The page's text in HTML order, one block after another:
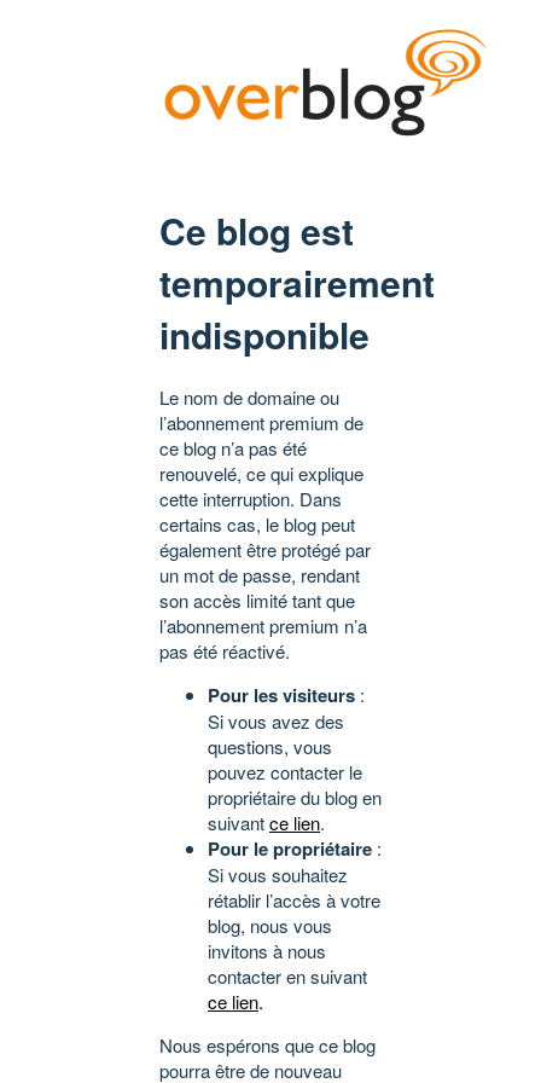
Ce blog est
temporairement
indisponible
Le nom de domaine ou
l’abonnement premium de
ce blog n’a pas été
renouvelé, ce qui explique
cette interruption. Dans
certains cas, le blog peut
également être protégé par
un mot de passe, rendant
son accès limité tant que
l’abonnement premium n’a
pas été réactivé.
Pour les visiteurs :
Si vous avez des
questions, vous
pouvez contacter le
propriétaire du blog en
suivantce lien.
Pour le propriétaire :
Si vous souhaitez
rétablir l’accès à votre
blog, nous vous
invitons à nous
contacter en suivant
ce lien.
Nous espérons que ce blog
pourra être de nouveau